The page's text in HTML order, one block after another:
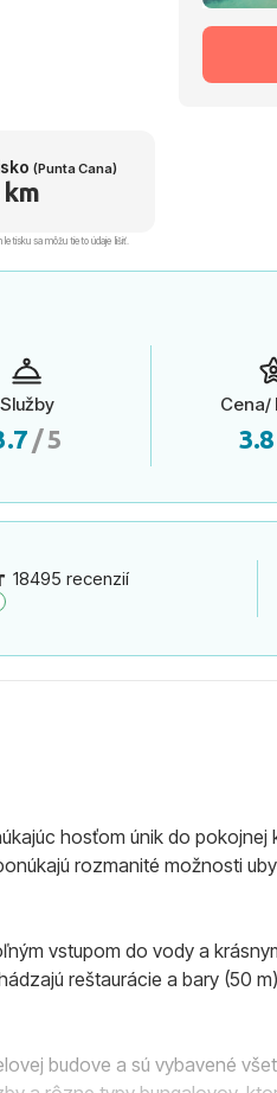
(Punta Cana)
letisku sa môžu tieto údaje líšiť.
Služby
/ 5
Cena/
3.8
18495 recenzií
hosťom únik do
rozmanité možnosti
vstupom do vody a
reštaurácie a bary (50
budove a sú vybavené